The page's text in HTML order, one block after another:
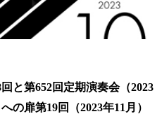
と第652回定期演奏会（2023
の扉第19回（2023年11月）